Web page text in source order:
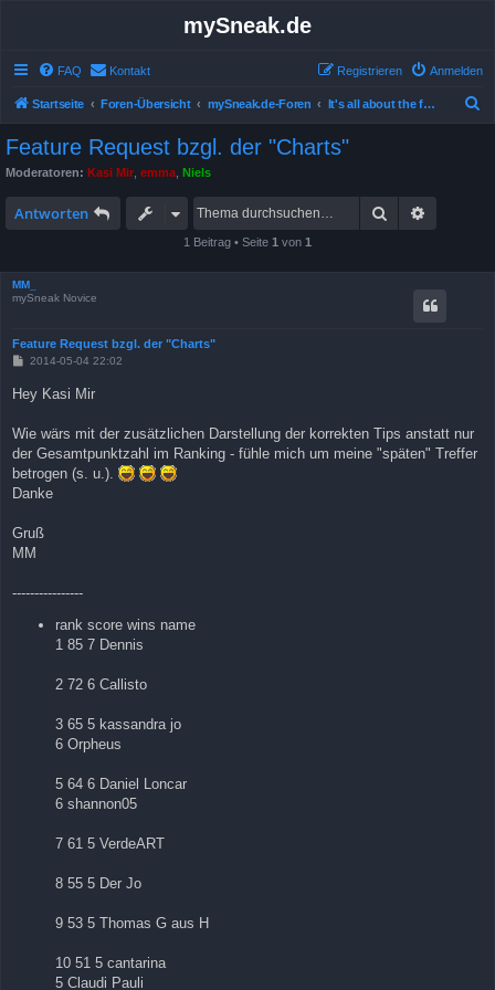
mySneak.de
FAQ Kontakt Anmelden
Registrieren
Startseite Foren-Übersicht mySneak.de-Foren It's all about the feedback!
Feature Request bzgl. der "Charts"
Moderatoren: Kasi Mir emma Niels
Antworten Suche
1 Beitrag • Seite 1 von 1
MM_
mySneak Novice
Feature Request bzgl. der "Charts"
B
t
a
g
2014-05-04 22:02
Hey Kasi Mir
Wie wärs mit der zusätzlichen Darstellung der korrekten Tips anstatt nur
der Gesamtpunktzahl im Ranking - fühle mich um meine "späten" Treffer
betrogen (s. u.).
Danke
Gruß
MM
----------------
rank score wins name
1 85 7 Dennis
2 72 6 Callisto
3 65 5 kassandra jo
6 Orpheus
5 64 6 Daniel Loncar
6 shannon05
7 61 5 VerdeART
8 55 5 Der Jo
9 53 5 Thomas G aus H
10 51 5 cantarina
5 Claudi Pauli